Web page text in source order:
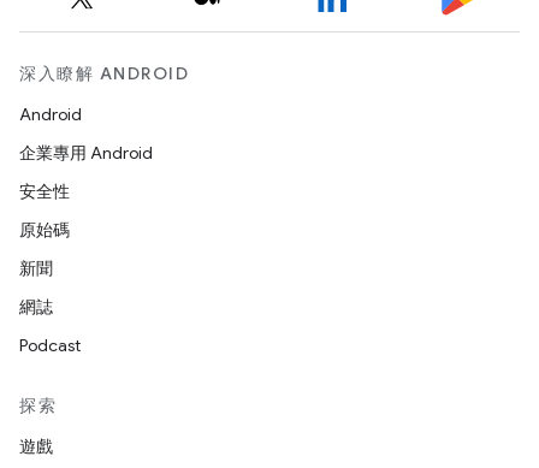
深入瞭解 ANDROID
Android
企業專用 Android
安全性
原始碼
新聞
網誌
Podcast
探索
遊戲